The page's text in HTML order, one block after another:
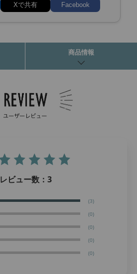
Xで共有 Facebook
商品情報
レビュー数： 3
(3)
(0)
(0)
(0)
(0)